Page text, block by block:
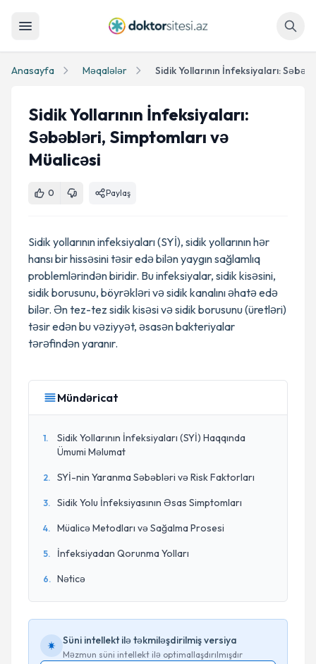
Anasayfa Məqalələr
Sidik Yollarının İnfeksiyaları:
Səbəbləri, Simptomları və
Müalicəsi
0 Paylaş
Sidik yollarının infeksiyaları (SYİ), sidik yollarının hər
hansı bir hissəsini təsir edə bilən yaygın sağlamlıq
problemlərindən biridir. Bu infeksiyalar, sidik kisəsini,
sidik borusunu, böyrəkləri və sidik kanalını əhatə edə
bilər. Ən tez-tez sidik kisəsi və sidik borusunu (üretləri)
təsir edən bu vəziyyət, əsasən bakteriyalar
tərəfindən yaranır.
Mündəricat
1.
Sidik Yollarının İnfeksiyaları (SYİ) Haqqında
Ümumi Məlumat
2. SYİ-nin Yaranma Səbəbləri və Risk Faktorları
3. Sidik Yolu İnfeksiyasının Əsas Simptomları
4. Müalicə Metodları və Sağalma Prosesi
5. İnfeksiyadan Qorunma Yolları
6. Nəticə
Süni intellekt ilə təkmiləşdirilmiş versiya
Məzmun süni intellekt ilə optimallaşdırılmışdır